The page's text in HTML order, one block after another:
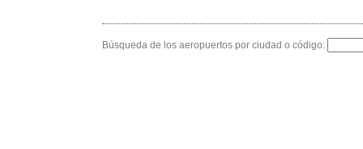
Búsqueda de los aeropuertos por ciudad o código: